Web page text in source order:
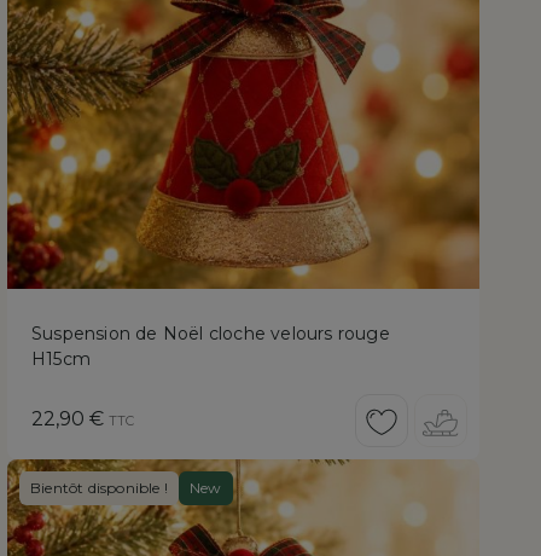
Suspension de Noël cloche velours rouge
H15cm
Prix
22,90 € TTC
Bientôt disponible ! New